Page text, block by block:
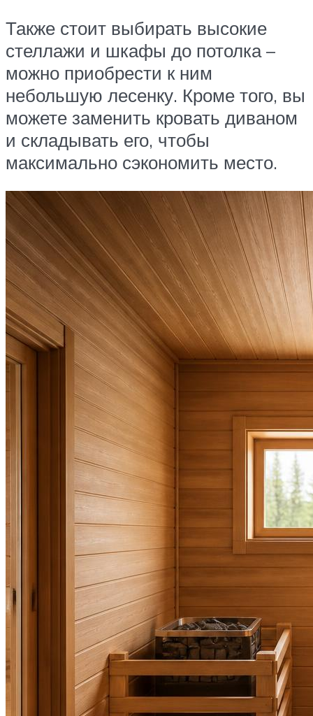
Также стоит выбирать высокие
стеллажи и шкафы до потолка –
можно приобрести к ним
небольшую лесенку. Кроме того, вы
можете заменить кровать диваном
и складывать его, чтобы
максимально сэкономить место.